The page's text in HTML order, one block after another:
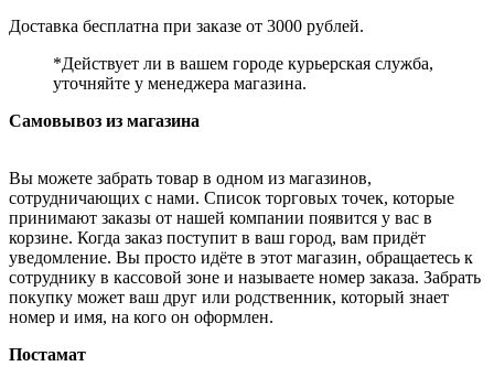
Доставка бесплатна при заказе от 3000 рублей.
*Действует ли в вашем городе курьерская служба,
уточняйте у менеджера магазина.
Самовывоз из магазина
Вы можете забрать товар в одном из магазинов,
сотрудничающих с нами. Список торговых точек, которые
принимают заказы от нашей компании появится у вас в
корзине. Когда заказ поступит в ваш город, вам придёт
уведомление. Вы просто идёте в этот магазин, обращаетесь к
сотруднику в кассовой зоне и называете номер заказа. Забрать
покупку может ваш друг или родственник, который знает
номер и имя, на кого он оформлен.
Постамат